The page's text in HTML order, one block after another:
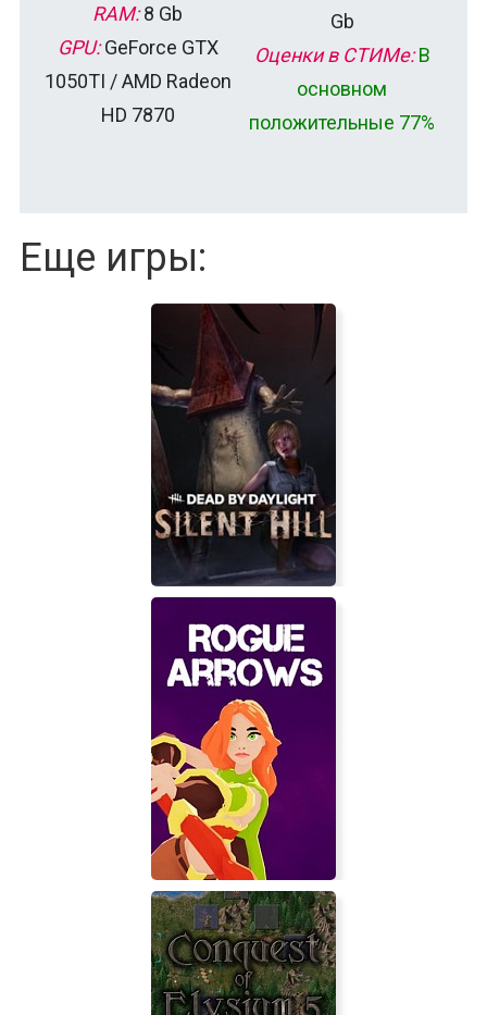
RAM:8 Gb
GPU:GeForce GTX
1050TI / AMD Radeon
HD 7870
Gb
Оценки в СТИМе: В
основном
положительные 77%
Еще игры:
Dead By Daylight - Silent Hill
Chapter